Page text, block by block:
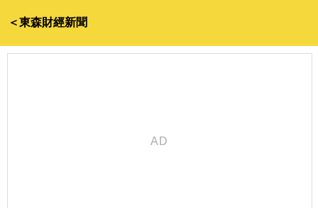
＜東森財經新聞